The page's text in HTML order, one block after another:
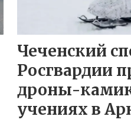
Чеченский
Росгвардии
дроны-
учениях в